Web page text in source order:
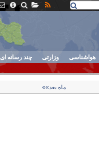
هواشناسی وزارتی چند رسانه ای
ماه بعد»»